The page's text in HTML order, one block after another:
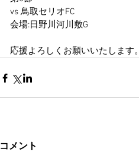
vs 鳥取セリオFC
会場:日野川河川敷G
応援よろしくお願いいたします
コメント